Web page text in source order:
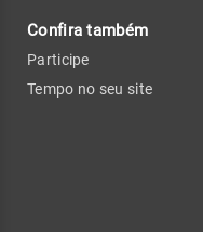
Confira também
Participe
Tempo no seu site